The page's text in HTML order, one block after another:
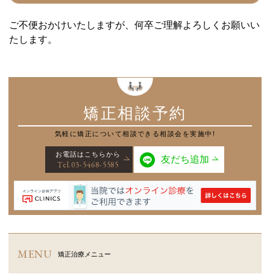
ご不便おかけいたしますが、何卒ご理解よろしくお願いい
たします。
矯正相談予約
気軽に矯正について相談できる相談会を実施中!
お電話はこちらから
Tel.03-5468-5585
友だち追加
MENU 矯正治療メニュー